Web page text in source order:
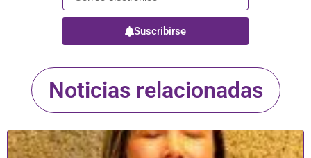
Suscribirse
Noticias relacionadas